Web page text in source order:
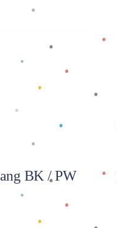
BK / PW